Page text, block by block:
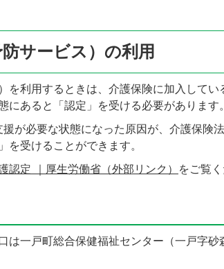
サービス）の利用
を利用するときは、介護保険に加入してい
あると「認定」を受ける必要があります。
が必要な状態になった原因が、介護保険
受けることができます。
認定 ｜厚生労働省（外部リンク） をご覧く
は一戸町総合保健福祉センター（一戸字